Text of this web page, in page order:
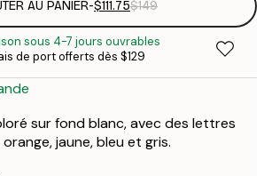
AU PANIER-$111.75$149
sous 4-7 jours ouvrables
de port offerts dès $129
sur fond blanc, avec des lettres
jaune, bleu et gris.